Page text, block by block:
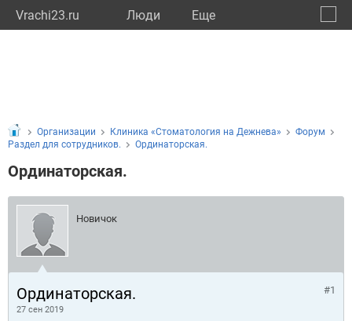
Vrachi23.ru Люди Eще
Организации Клиника «Стоматология на Дежнева»
Форум
Раздел для сотрудников.
Ординаторская.
Ординаторская.
Новичок
Ординаторская.
27 сен 2019
#1